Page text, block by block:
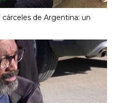
de Argentina: un